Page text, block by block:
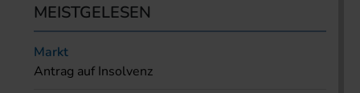
MEISTGELESEN
Markt
Antrag auf Insolvenz